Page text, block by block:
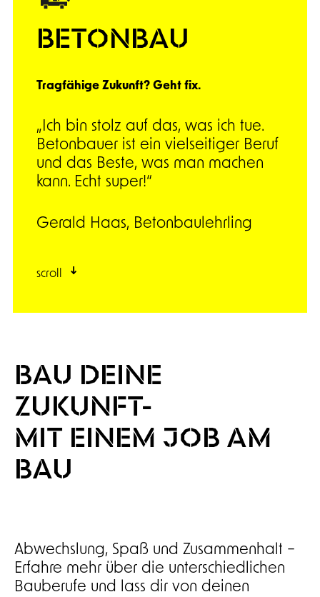
BETONBAU
Tragfähige Zukunft? Geht fix.
„Ich bin stolz auf das, was ich tue.
Betonbauer ist ein vielseitiger Beruf
und das Beste, was man machen
kann. Echt super!“
Gerald Haas, Betonbaulehrling
scroll
BAU DEINE
ZUKUNFT-
MIT EINEM JOB AM
BAU
Abwechslung, Spaß und Zusammenhalt –
Erfahre mehr über die unterschiedlichen
Bauberufe und lass dir von deinen